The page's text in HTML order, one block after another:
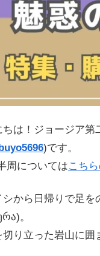
ちは！ジョージア
)です。
周についてはこち
シから日帰りで足
。
切り立った岩山に囲